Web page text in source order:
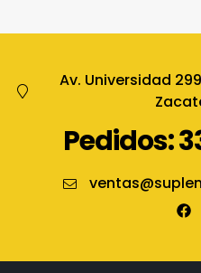
Av. Universidad
Pedidos: